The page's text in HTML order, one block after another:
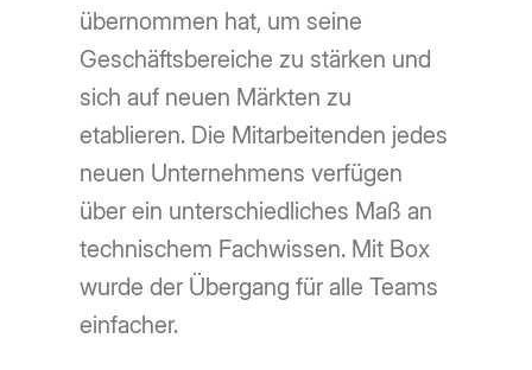
übernommen hat, um seine
Geschäftsbereiche zu stärken und
sich auf neuen Märkten zu
etablieren. Die Mitarbeitenden jedes
neuen Unternehmens verfügen
über ein unterschiedliches Maß an
technischem Fachwissen. Mit Box
wurde der Übergang für alle Teams
einfacher.